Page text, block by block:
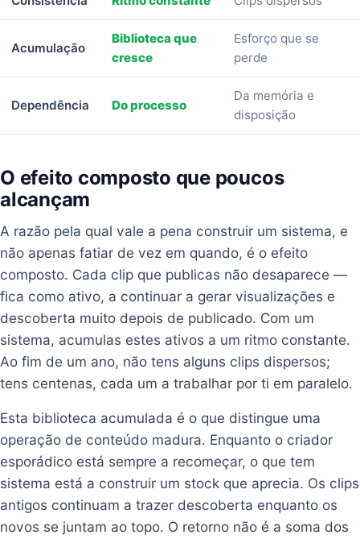
Acumulação
Biblioteca que
cresce
Esforço que se
perde
Dependência Do processo
Da memória e
disposição
O efeito composto que poucos
alcançam
A razão pela qual vale a pena construir um sistema, e
não apenas fatiar de vez em quando, é o efeito
composto. Cada clip que publicas não desaparece —
fica como ativo, a continuar a gerar visualizações e
descoberta muito depois de publicado. Com um
sistema, acumulas estes ativos a um ritmo constante.
Ao fim de um ano, não tens alguns clips dispersos;
tens centenas, cada um a trabalhar por ti em paralelo.
Esta biblioteca acumulada é o que distingue uma
operação de conteúdo madura. Enquanto o criador
esporádico está sempre a recomeçar, o que tem
sistema está a construir um stock que aprecia. Os clips
antigos continuam a trazer descoberta enquanto os
novos se juntam ao topo. O retorno não é a soma dos